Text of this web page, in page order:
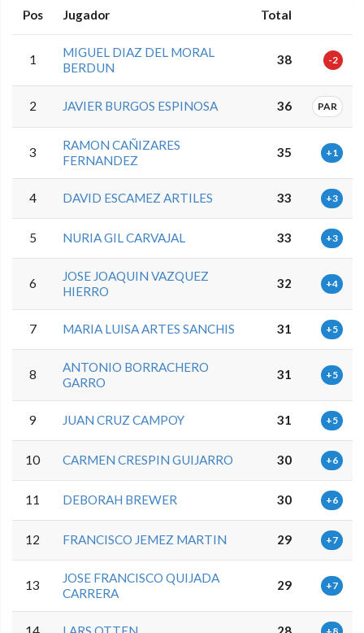
Pos Jugador Total
1
MIGUEL DIAZ DEL MORAL
BERDUN
38 -2
2 JAVIER BURGOS ESPINOSA 36 PAR
3
RAMON CAÑIZARES
FERNANDEZ
35 +1
4 DAVID ESCAMEZ ARTILES 33 +3
5 NURIA GIL CARVAJAL 33 +3
6
JOSE JOAQUIN VAZQUEZ
HIERRO
32 +4
7 MARIA LUISA ARTES SANCHIS 31 +5
8
ANTONIO BORRACHERO
GARRO
31 +5
9 JUAN CRUZ CAMPOY 31 +5
10 CARMEN CRESPIN GUIJARRO 30 +6
11 DEBORAH BREWER 30 +6
12 FRANCISCO JEMEZ MARTIN 29 +7
13
JOSE FRANCISCO QUIJADA
CARRERA
29 +7